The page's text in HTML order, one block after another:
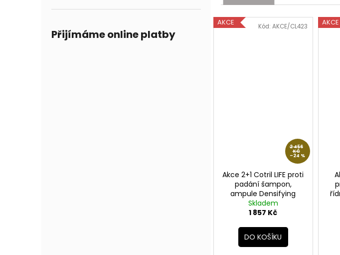
Přijímáme online platby
AKCE
2 456
KČ
–24 %
Akce 2+1 Cotril LIFE proti
padání šampon,
ampule Densifying
+ZDARMA Kapsle pro
vlasy a nehty
Skladem
1 857 Kč
DO KOŠÍKU
Kód: AKCE/CL423 AKCE